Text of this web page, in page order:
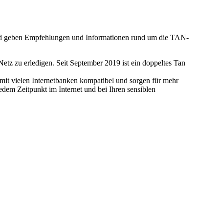
Empfehlungen und Informationen rund um die TAN-
zu erledigen. Seit September 2019 ist ein doppeltes Tan
vielen Internetbanken kompatibel und sorgen für mehr
Zeitpunkt im Internet und bei Ihren sensiblen